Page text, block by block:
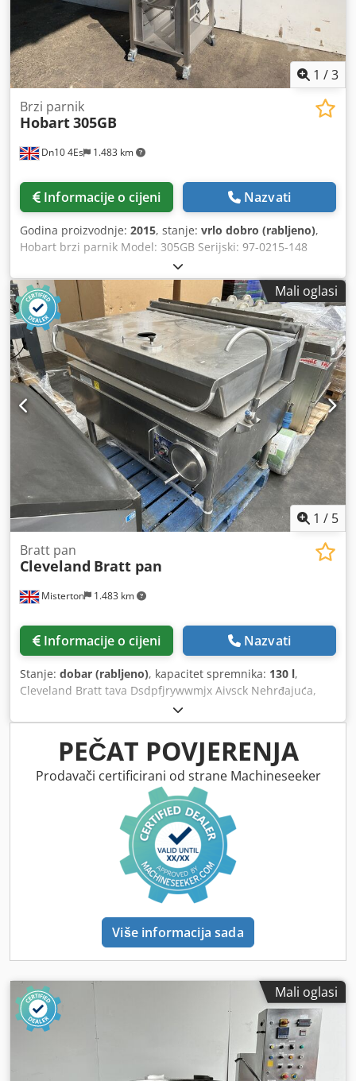
1 /3
Dn10 4Es 1.483 km
Brzi parnik
Hobart305GB
Informacije o cijeni Nazvati
Godina proizvodnje: 2015, stanje: vrlo dobro (rabljeno),
Hobart brzi parnik Model: 305GB Serijski: 97-0215-148
2015, brzi parnik skuha 42 porcije lososa u 1 minuti ili 66
porcija brokule iz njenog roda u 30 sekundi, nudeći
iznimno ubrzane tehnike kuhanja, LED zaslon, automatsko
odmrzavanje, 27Kw, na stalku za hlađenje pokretne ladice,
3Ph Dcodpfxjfv Spcj Aivek
Mali oglasi
1 / 5
Misterton 1.483 km
Bratt pan
Cleveland Bratt pan
Informacije o cijeni Nazvati
Stanje: dobar (rabljeno), kapacitet spremnika: 130 l,
Cleveland Bratt tava Dsdpfjrywwmjx Aivsck Nehrđajuća,
nagibna tava s plinskim grijanjem, Kapacitet 130L, 1 Ph
PEČAT POVJERENJA
Prodavači certificirani od strane Machineseeker
Više informacija sada
Mali oglasi